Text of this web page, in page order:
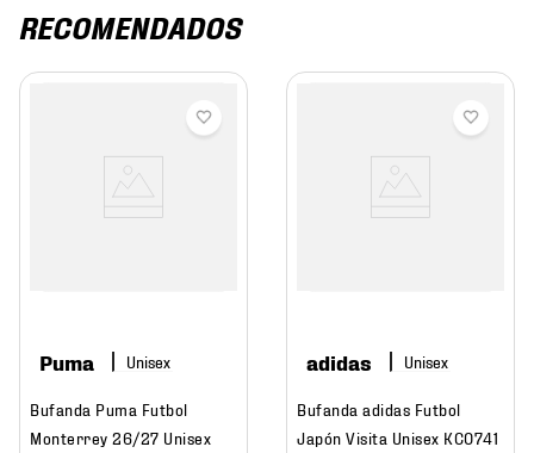
RECOMENDADOS
Puma
Bufanda Puma Futbol
Monterrey 26/27 Unisex
adidas
Bufanda adidas Futbol
Japón Visita Unisex KC0741